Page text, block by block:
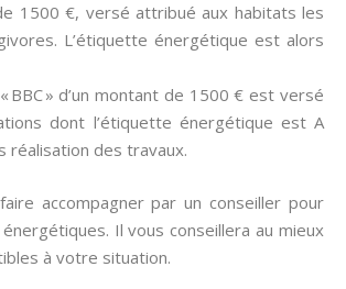
1500 €, versé attribué aux habitats les
L’étiquette énergétique est alors
BBC » d’un montant de 1500 € est versé
dont l’étiquette énergétique est A
réalisation des travaux.
accompagner par un conseiller pour
Il vous conseillera au mieux
à votre situation.